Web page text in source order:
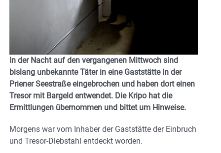
In der Nacht auf den vergangenen Mittwoch sind
bislang unbekannte Täter in eine Gaststätte in der
Priener Seestraße eingebrochen und haben dort einen
Tresor mit Bargeld entwendet. Die Kripo hat die
Ermittlungen übernommen und bittet um Hinweise.
Morgens war vom Inhaber der Gaststätte der Einbruch
und Tresor-Diebstahl entdeckt worden.